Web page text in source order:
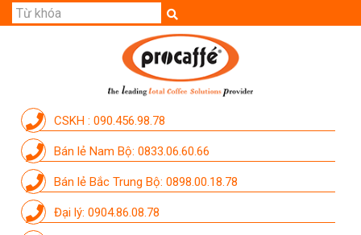
CSKH : 090.456.98.78
Bán lẻ Nam Bộ: 0833.06.60.66
Bán lẻ Bắc Trung Bộ: 0898.00.18.78
Đại lý: 0904.86.08.78
DỊCH VỤ
CẨM NANG
THÀNH VIÊN PROCAFFE
KHUYẾN MÃI